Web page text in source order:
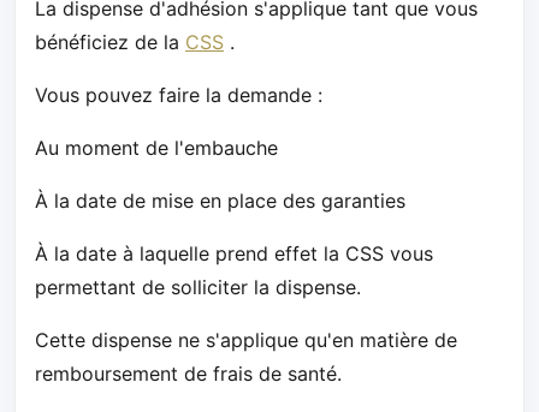
La dispense d'adhésion s'applique tant que vous
bénéficiez de la CSS .
Vous pouvez faire la demande :
Au moment de l'embauche
À la date de mise en place des garanties
À la date à laquelle prend effet la CSS vous
permettant de solliciter la dispense.
Cette dispense ne s'applique qu'en matière de
remboursement de frais de santé.